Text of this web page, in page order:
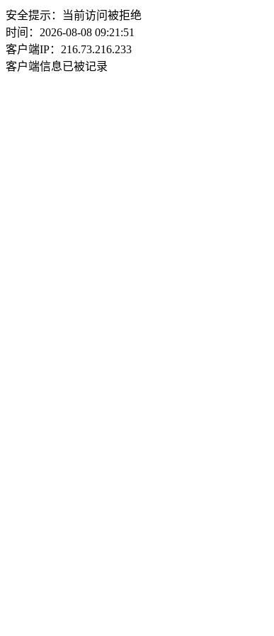
安全提示：当前访问被拒绝
时间：2026-08-08 09:21:51
客户端IP：216.73.216.233
客户端信息已被记录